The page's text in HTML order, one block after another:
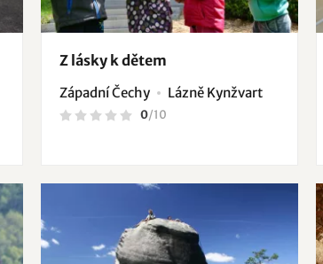
Z lásky k dětem
Západní Čechy Lázně Kynžvart
0/10